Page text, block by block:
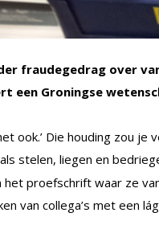
fraudegedrag over
een Groningse
ook.’ Die houding zou
stelen, liegen en
het proefschrift waar ze
van collega’s met een